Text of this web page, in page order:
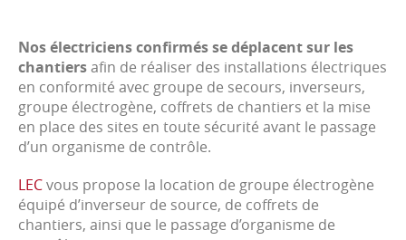
Nos électriciens confirmés se déplacent sur les
chantiersafin de réaliser des installations électriques
en conformité avec groupe de secours, inverseurs,
groupe électrogène, coffrets de chantiers et la mise
en place des sites en toute sécurité avant le passage
d’un organisme de contrôle.
LECvous propose la location de groupe électrogène
équipé d’inverseur de source, de coffrets de
chantiers, ainsi que le passage d’organisme de